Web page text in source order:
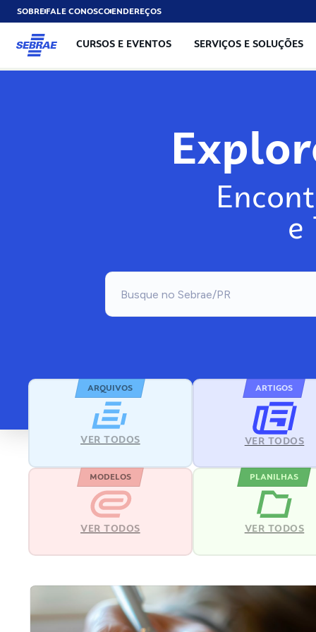
SOBREFALE CONOSCOENDEREÇOS
CURSOS E EVENTOS SERVIÇOS E SOLUÇÕES
e
ARQUIVOS
VER TODOS
ARTIGOS
VER TODOS
MODELOS
VER TODOS
PLANILHAS
VER TODOS